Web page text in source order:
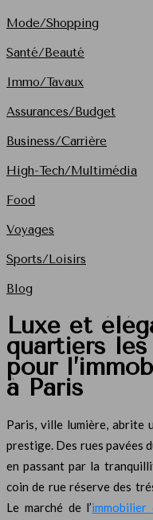
Mode/Shopping
Santé/Beauté
Immo/Tavaux
Assurances/Budget
Business/Carrière
High-Tech/Multimédia
Food
Voyages
Sports/Loisirs
Blog
Luxe et
quartiers
pour
à Paris
Paris, ville lumière, abrite
prestige. Des rues pavées
en passant par la
coin de rue réserve des
Le marché de l’